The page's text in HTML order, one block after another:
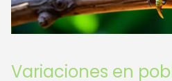
Variaciones en